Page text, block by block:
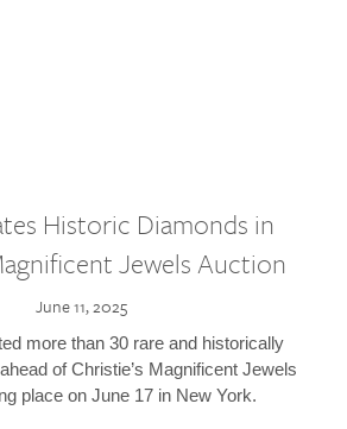
Historic Diamonds in
Jewels Auction
June 11, 2025
more than 30 rare and historically
of Christie’s Magnificent Jewels
place on June 17 in New York.